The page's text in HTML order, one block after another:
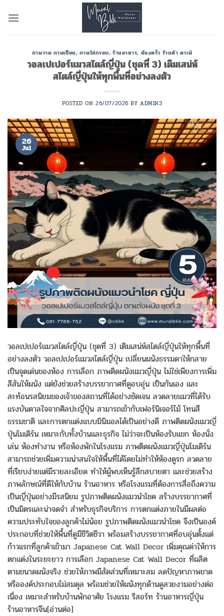
ภาพวาด ภาพเขียน, ภาพใส่กรอบ, ร้านอาหาร, ห้องครัว ร้านค้า คาเฟ่
วอลเปเปอร์แมวสไตล์ญี่ปุ่น (ชุดที่ 3) เติมเสน่ห์
สไตล์ญี่ปุ่นให้ทุกพื้นที่อย่างลงตัว
POSTED ON26/07/2026 BYADMIN3
26
Jul
วอลเปเปอร์แมวสไตล์ญี่ปุ่น (ชุดที่ 3) เติมเสน่ห์สไตล์ญี่ปุ่นให้ทุกพื้นที่
อย่างลงตัว วอลเปเปอร์แมวสไตล์ญี่ปุ่น เปลี่ยนผนังธรรมดาให้กลาย
เป็นจุดเด่นของห้อง การเลือก ภาพติดผนังแมวญี่ปุ่น ไม่ใช่เพียงการเพิ่ม
สีสันให้ผนัง แต่ยังช่วยสร้างบรรยากาศที่ดูอบอุ่น เป็นกันเอง และ
สะท้อนรสนิยมของเจ้าของสถานที่ได้อย่างชัดเจน ลวดลายแมวที่ได้รับ
แรงบันดาลใจจากศิลปะญี่ปุ่น สามารถเข้ากับเฟอร์นิเจอร์ไม้ โทนสี
ธรรมชาติ และการตกแต่งแบบมินิมอลได้เป็นอย่างดี ภาพติดผนังแมวญี่
ปุ่นโมเดิร์น เหมาะกับทั้งบ้านและธุรกิจ ไม่ว่าจะเป็นห้องรับแขก ห้องนั่ง
เล่น ห้องทำงาน หรือห้องพักในโรงแรม ภาพติดผนังแมวญี่ปุ่นโมเดิร์น
สามารถช่วยเพิ่มความน่าสนใจให้พื้นที่ได้โดยไม่ทำให้ห้องดูรก ลวดลาย
ที่เรียบง่ายแต่มีรายละเอียด ทำให้ผู้พบเห็นรู้สึกสบายตา และช่วยสร้าง
ภาพลักษณ์ที่ดีให้กับบ้าน ร้านอาหาร หรือโรงแรมที่ต้องการสื่อถึงความ
เป็นญี่ปุ่นอย่างมีรสนิยม รูปภาพติดผนังแมวนำโชค สร้างบรรยากาศที่
เป็นมิตรและน่าจดจำ สำหรับธุรกิจบริการ การตกแต่งภายในมีผลต่อ
ความประทับใจของลูกค้าไม่น้อย รูปภาพติดผนังแมวนำโชค จึงเป็นองค์
ประกอบที่ช่วยให้พื้นที่ดูมีชีวิตชีวา พร้อมสร้างบรรยากาศที่อบอุ่นตั้งแต่
ก้าวแรกที่ลูกค้าเข้ามา Japanese Cat Wall Decor เพิ่มคุณค่าให้การ
ตกแต่งในระยะยาว การเลือก Japanese Cat Wall Decor ที่ผลิต
ตามขนาดผนังจริง ช่วยให้ภาพมีสัดส่วนที่เหมาะสม ลดปัญหาภาพขาด
หรือองค์ประกอบไม่สมดุล พร้อมช่วยให้ผนังทุกด้านดูสวยงามอย่างต่อ
เนื่อง เหมาะสำหรับบ้านพักอาศัย โรงแรม รีสอร์ท ร้านอาหารญี่ปุ่น
ร้านอาหารจีน[อ่านต่อ]